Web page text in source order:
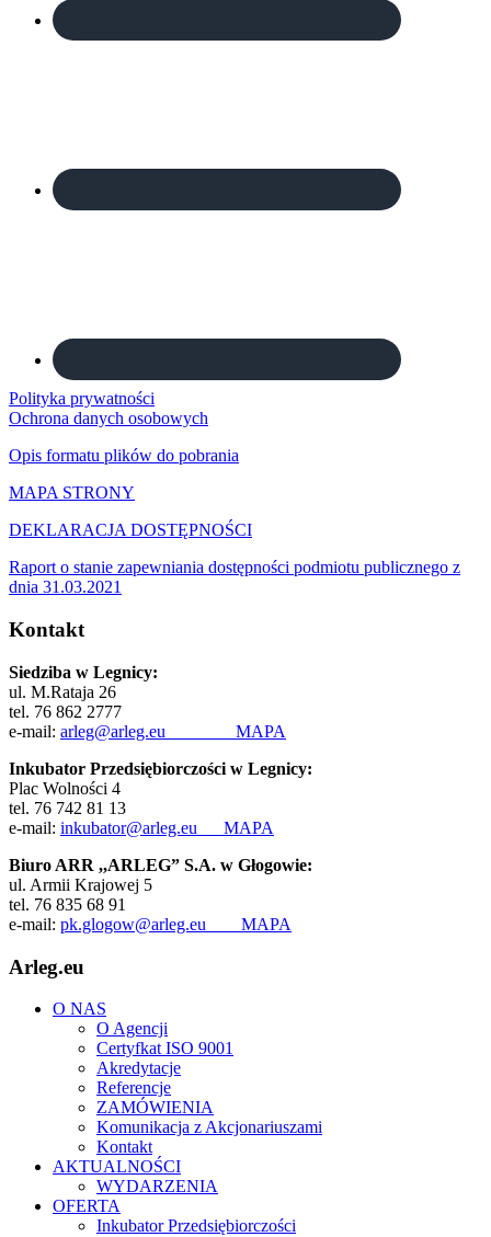
Polityka prywatności
Ochrona danych osobowych
Opis formatu plików do pobrania
MAPA STRONY
DEKLARACJA DOSTĘPNOŚCI
Raport o stanie zapewniania dostępności podmiotu publicznego z
dnia 31.03.2021
Kontakt
Siedziba w Legnicy:
ul. M.Rataja 26
tel. 76 862 2777
e-mail: arleg@arleg.eu MAPA
Inkubator Przedsiębiorczości w Legnicy:
Plac Wolności 4
tel. 76 742 81 13
e-mail: inkubator@arleg.eu MAPA
Biuro ARR ,,ARLEG” S.A. w Głogowie:
ul. Armii Krajowej 5
tel. 76 835 68 91
e-mail: pk.glogow@arleg.eu MAPA
Arleg.eu
O NAS
O Agencji
Certyfkat ISO 9001
Akredytacje
Referencje
ZAMÓWIENIA
Komunikacja z Akcjonariuszami
Kontakt
AKTUALNOŚCI
WYDARZENIA
OFERTA
Inkubator Przedsiębiorczości